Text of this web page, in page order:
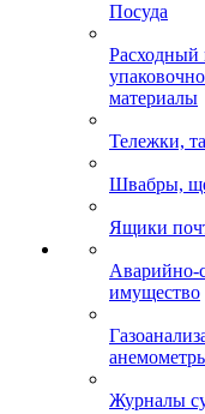
Посуда
Расходный
материалы
Тележки,
Швабры,
Ящики
Аварийно-
имущество
Журналы